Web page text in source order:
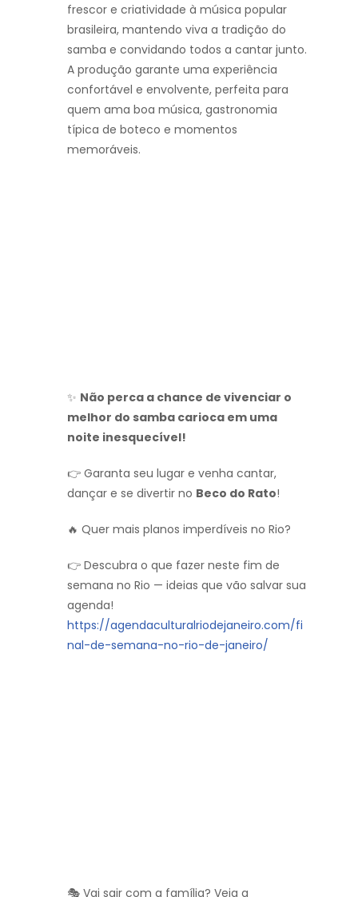
frescor e criatividade à música popular
brasileira, mantendo viva a tradição do
samba e convidando todos a cantar junto.
A produção garante uma experiência
confortável e envolvente, perfeita para
quem ama boa música, gastronomia
típica de boteco e momentos
memoráveis.
✨ Não perca a chance de vivenciar o
melhor do samba carioca em uma
noite inesquecível!
👉 Garanta seu lugar e venha cantar,
dançar e se divertir no Beco do Rato!
🔥 Quer mais planos imperdíveis no Rio?
👉 Descubra o que fazer neste fim de
semana no Rio — ideias que vão salvar sua
agenda!
https://agendaculturalriodejaneiro.com/fi
nal-de-semana-no-rio-de-janeiro/
🎭 Vai sair com a família? Veja a